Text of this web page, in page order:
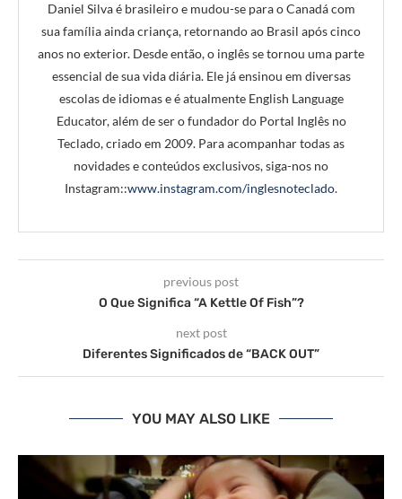
Daniel Silva é brasileiro e mudou-se para o Canadá com
sua família ainda criança, retornando ao Brasil após cinco
anos no exterior. Desde então, o inglês se tornou uma parte
essencial de sua vida diária. Ele já ensinou em diversas
escolas de idiomas e é atualmente English Language
Educator, além de ser o fundador do Portal Inglês no
Teclado, criado em 2009. Para acompanhar todas as
novidades e conteúdos exclusivos, siga-nos no
Instagram::www.instagram.com/inglesnoteclado.
previous post
O Que Significa “A Kettle Of Fish”?
next post
Diferentes Significados de “BACK OUT”
YOU MAY ALSO LIKE